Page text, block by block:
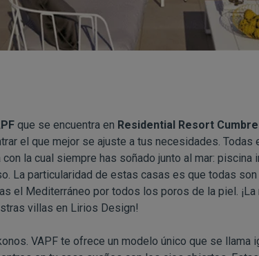
que se encuentra en Residential Resort
el que mejor se ajuste a tus necesidades. Todas
la cual siempre has soñado junto al mar: piscina
La particularidad de estas casas es que todas
el Mediterráneo por todos los poros de la piel. ¡La
villas en Lirios Design!
VAPF te ofrece un modelo único que se llama